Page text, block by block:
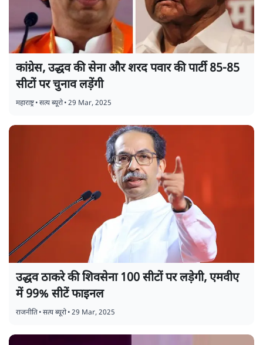
कांग्रेस, उद्धव की सेना और शरद पवार की पार्टी 85-85
सीटों पर चुनाव लड़ेंगी
महाराष्ट्र•सत्य ब्यूरो•29 Mar, 2025
उद्धव ठाकरे की शिवसेना 100 सीटों पर लड़ेगी, एमवीए
में 99% सीटें फाइनल
राजनीति•सत्य ब्यूरो•29 Mar, 2025